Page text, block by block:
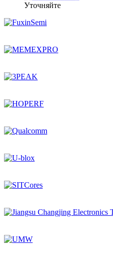
Уточняйте